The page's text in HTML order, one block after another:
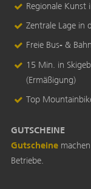
Regionale Kunst
Zentrale Lage in
Freie Bus- &
15 Min. in
(Ermäßigung)
Top
GUTSCHEINE
Gutscheine m
Betriebe.